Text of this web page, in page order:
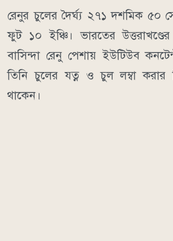
রেনুর চুলের দৈর্ঘ্য ২৭১ দশমিক ৫০
ফুট ১০ ইঞ্চি। ভারতের
বাসিন্দা রেনু পেশায় ইউটিউব
তিনি চুলের যত্ন ও চুল লম্বা করার
থাকেন।